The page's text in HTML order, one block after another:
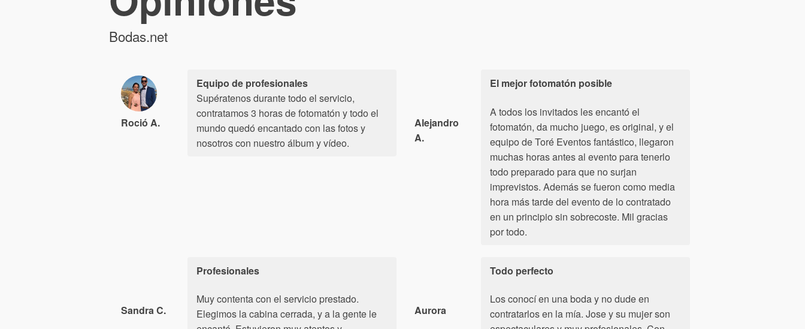
Bodas.net
Roció A.
Equipo de profesionales
Supératenos durante todo el servicio,
contratamos 3 horas de fotomatón y todo el
mundo quedó encantado con las fotos y
nosotros con nuestro álbum y vídeo.
Alejandro
A.
El mejor fotomatón posible
A todos los invitados les encantó el
fotomatón, da mucho juego, es original, y el
equipo de Toré Eventos fantástico, llegaron
muchas horas antes al evento para tenerlo
todo preparado para que no surjan
imprevistos. Además se fueron como media
hora más tarde del evento de lo contratado
en un principio sin sobrecoste. Mil gracias
por todo.
Sandra C.
Profesionales
Muy contenta con el servicio prestado.
Elegimos la cabina cerrada, y a la gente le
Aurora
Todo perfecto
Los conocí en una boda y no dude en
contratarlos en la mía. Jose y su mujer son